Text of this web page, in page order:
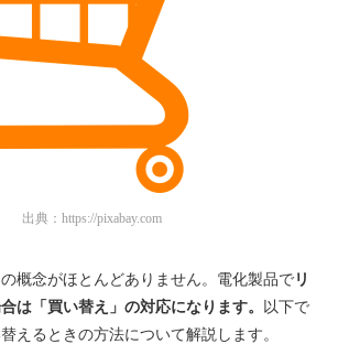
出典： https://pixabay.com
概念がほとんどありません。電化製品で リ
は「買い替え」の対応になります。
以下で
えるときの方法について解説します。